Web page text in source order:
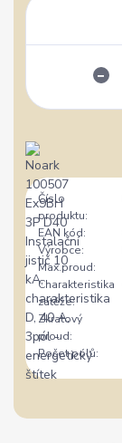
Číslo
produktu:
EAN kód:
Výrobce:
Max.proud:
Charakteristika
zátěže:
Zkratový
proud:
Počet pólů: